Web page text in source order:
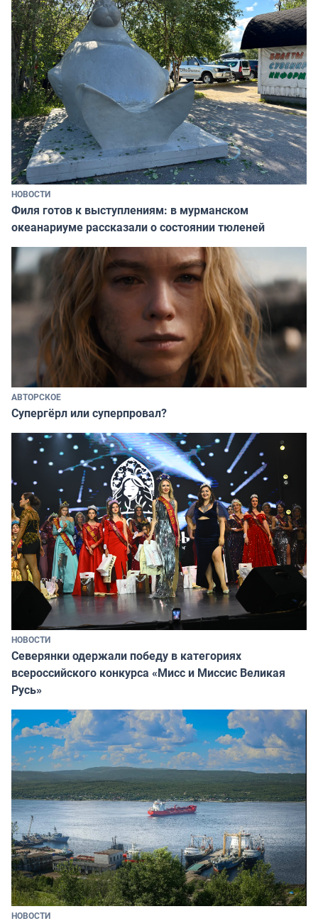
НОВОСТИ
Филя готов к выступлениям: в мурманском
океанариуме рассказали о состоянии тюленей
АВТОРСКОЕ
Супергёрл или суперпровал?
НОВОСТИ
Северянки одержали победу в категориях
всероссийского конкурса «Мисс и Миссис Великая
Русь»
НОВОСТИ